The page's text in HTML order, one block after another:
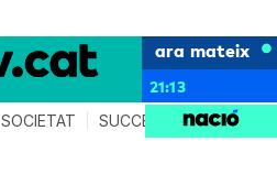
ara mateix
21:13
SOCIETAT SUCCESSOS